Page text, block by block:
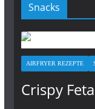
Snacks
AIRFRYER REZEPTE
Crispy